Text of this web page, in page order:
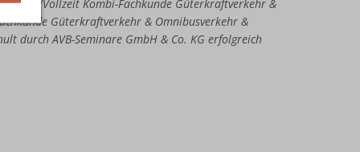
€ (Vollzeit Kombi-Fachkunde Güterkraftverkehr &
Güterkraftverkehr & Omnibusverkehr &
durch AVB-Seminare GmbH & Co. KG erfolgreich